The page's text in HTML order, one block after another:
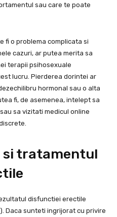
sau care te poate
fi o problema complicata si
cazuri, ar putea merita sa
terapii psihosexuale
lucru. Pierderea dorintei ar
hormonal sau o alta
fi, de asemenea, intelept sa
sa vizitati medicul online
si tratamentul
disfunctiei erectile
Daca sunteti ingrijorat cu privire